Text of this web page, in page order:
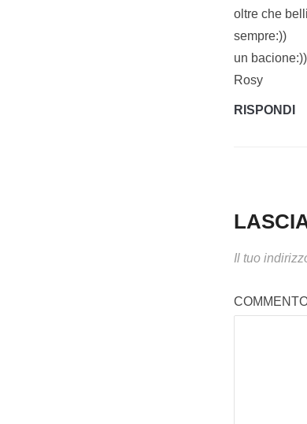
oltre che
sempre:))
un bacione:))
Rosy
RISPONDI
Il tuo